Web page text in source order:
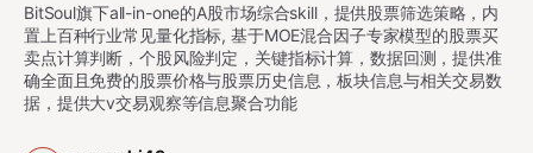
BitSoul旗下all-in-one的A股市场综合skill，提供股票筛选策略，内
置上百种行业常见量化指标, 基于MOE混合因子专家模型的股票买
卖点计算判断，个股风险判定，关键指标计算，数据回测，提供准
确全面且免费的股票价格与股票历史信息，板块信息与相关交易数
据，提供大v交易观察等信息聚合功能